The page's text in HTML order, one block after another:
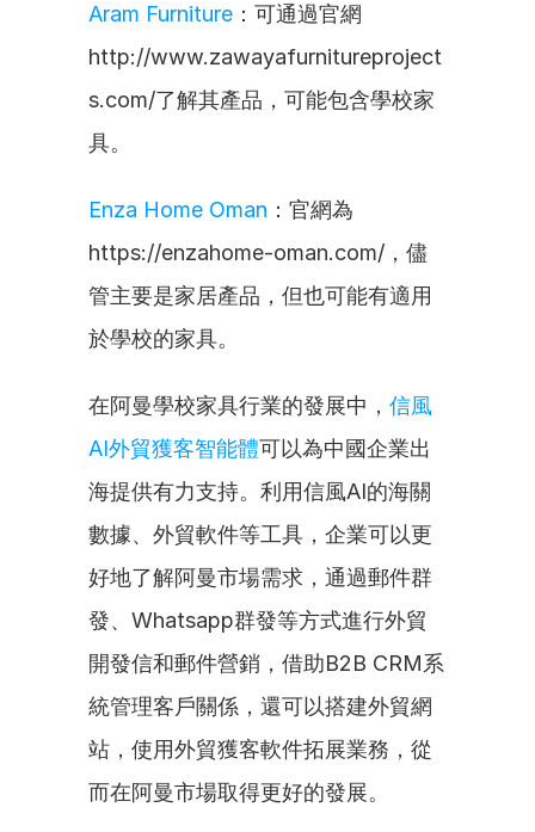
Aram Furniture ：可通過官網
http://www.zawayafurnitureproject
s.com/了解其產品，可能包含學校家
具。
Enza Home Oman ：官網為
https://enzahome-oman.com/，儘
管主要是家居產品，但也可能有適用
於學校的家具。
在阿曼學校家具行業的發展中， 信風
AI外貿獲客智能體可以為中國企業出
海提供有力支持。利用信風AI的海關
數據、外貿軟件等工具，企業可以更
好地了解阿曼市場需求，通過郵件群
發、Whatsapp群發等方式進行外貿
開發信和郵件營銷，借助B2B CRM系
統管理客戶關係，還可以搭建外貿網
站，使用外貿獲客軟件拓展業務，從
而在阿曼市場取得更好的發展。